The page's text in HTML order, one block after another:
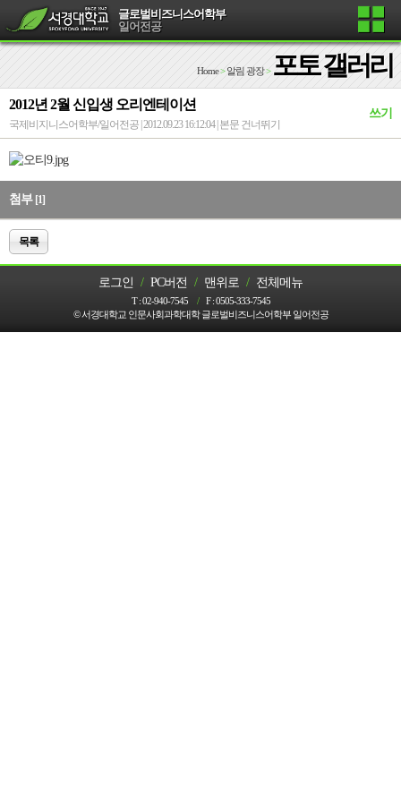
글로벌비즈니스어학부
일어전공
Home> 알림 광장> 포토 갤러리
2012년 2월 신입생 오리엔테이션
쓰기
국제비지니스어학부/일어전공 | 2012.09.23 16:12:04 | 본문 건너뛰기
첨부 [1]
목록
로그인 / PC버전 / 맨위로 / 전체메뉴
T :02-940-7545 / F :0505-333-7545
© 서경대학교 인문사회과학대학 글로벌비즈니스어학부 일어전공